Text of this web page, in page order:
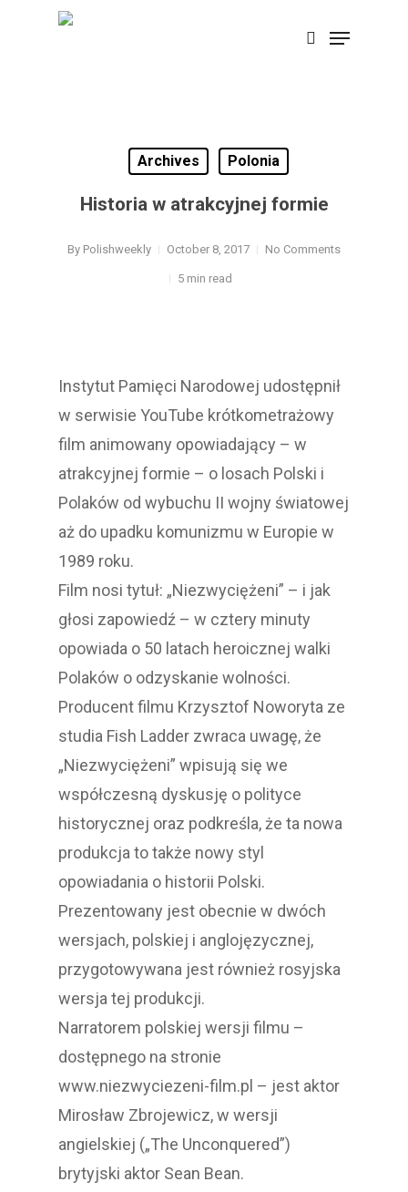
search
Menu
Archives Polonia
Historia w atrakcyjnej formie
By Polishweekly October 8, 2017 No Comments
5 min read
Instytut Pamięci Narodowej udostępnił
w serwisie YouTube krótkometrażowy
film animowany opowiadający – w
atrakcyjnej formie – o losach Polski i
Polaków od wybuchu II wojny światowej
aż do upadku komunizmu w Europie w
1989 roku.
Film nosi tytuł: „Niezwyciężeni” – i jak
głosi zapowiedź – w cztery minuty
opowiada o 50 latach heroicznej walki
Polaków o odzyskanie wolności.
Producent filmu Krzysztof Noworyta ze
studia Fish Ladder zwraca uwagę, że
„Niezwyciężeni” wpisują się we
współczesną dyskusję o polityce
historycznej oraz podkreśla, że ta nowa
produkcja to także nowy styl
opowiadania o historii Polski.
Prezentowany jest obecnie w dwóch
wersjach, polskiej i anglojęzycznej,
przygotowywana jest również rosyjska
wersja tej produkcji.
Narratorem polskiej wersji filmu –
dostępnego na stronie
www.niezwyciezeni-film.pl – jest aktor
Mirosław Zbrojewicz, w wersji
angielskiej („The Unconquered”)
brytyjski aktor Sean Bean.